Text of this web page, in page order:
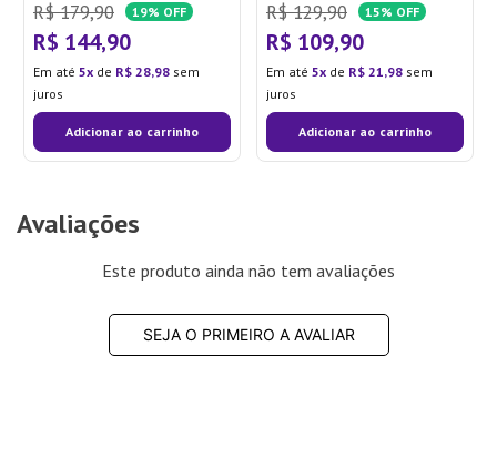
30cm Cimento - Brota
Company
R$ 179,90 19% OFF
R$ 144,90
Em até 5 de R$ 28,98 sem
juros
Adicionar ao carrinho
R$ 129,90 15% OFF
R$ 109,90
Em até 5 de R$ 21,98 sem
juros
Adicionar ao carrinho
Avaliações
Este produto ainda não tem avaliações
SEJA O PRIMEIRO A AVALIAR